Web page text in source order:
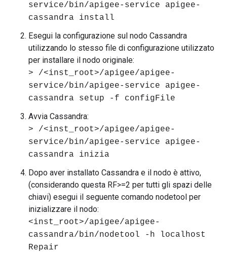
service/bin/apigee-service apigee-
cassandra install
Esegui la configurazione sul nodo Cassandra
utilizzando lo stesso file di configurazione utilizzato
per installare il nodo originale:
> /<inst_root>/apigee/apigee-
service/bin/apigee-service apigee-
cassandra setup -f configFile
Avvia Cassandra:
> /<inst_root>/apigee/apigee-
service/bin/apigee-service apigee-
cassandra inizia
Dopo aver installato Cassandra e il nodo è attivo,
(considerando questa RF>=2 per tutti gli spazi delle
chiavi) esegui il seguente comando nodetool per
inizializzare il nodo:
<inst_root>/apigee/apigee-
cassandra/bin/nodetool -h localhost
Repair